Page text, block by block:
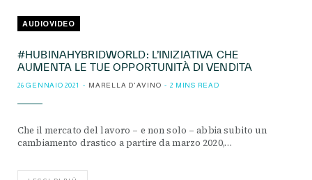
AUDIOVIDEO
#HUBINAHYBRIDWORLD: L’INIZIATIVA CHE
AUMENTA LE TUE OPPORTUNITÀ DI VENDITA
26 GENNAIO 2021 MARELLA D'AVINO 2 MINS READ
Che il mercato del lavoro – e non solo – abbia subito un
cambiamento drastico a partire da marzo 2020,…